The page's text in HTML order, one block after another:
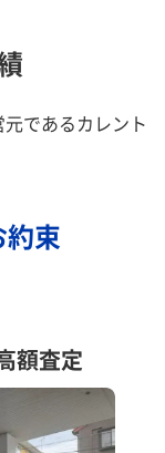
であるカレント
束
額査定